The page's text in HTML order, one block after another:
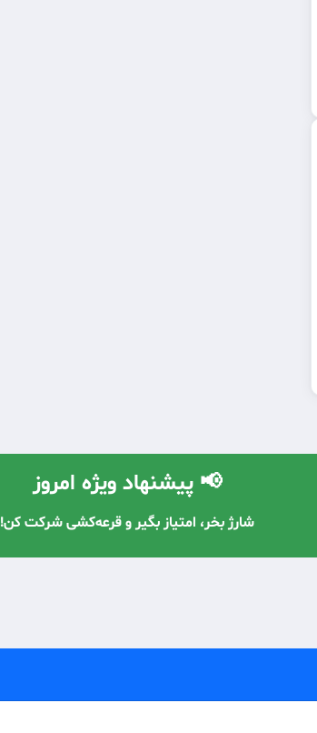
📢 پیشنهاد ویژه امروز
با معرفی دوستان، شارژ رایگان دریافت کن! 🔥